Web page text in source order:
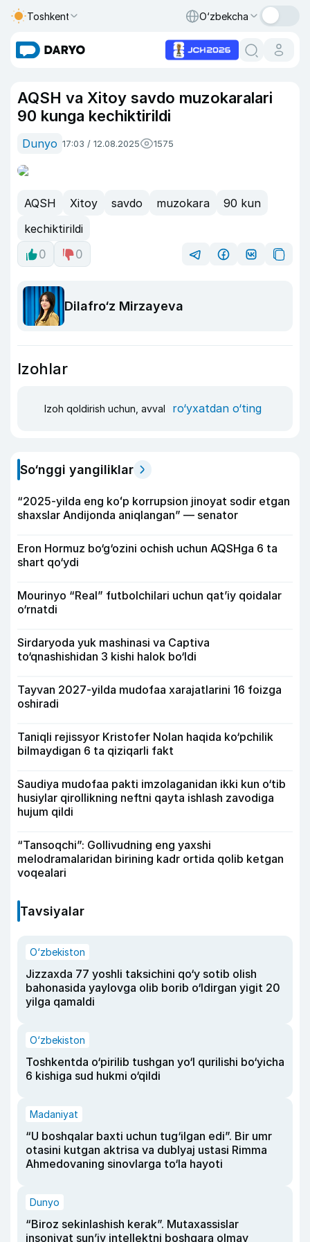
Toshkent O‘zbekcha
AQSH va Xitoy savdo muzokaralari
90 kunga kechiktirildi
Dunyo 17:03 / 12.08.2025 1575
AQSH Xitoy savdo muzokara
90 kun
kechiktirildi
0
0
Dilafro‘z Mirzayeva
Izohlar
Izoh qoldirish uchun, avval ro‘yxatdan o‘ting
So‘nggi yangiliklar
“2025-yilda eng koʻp korrupsion jinoyat sodir etgan
shaxslar Andijonda aniqlangan” — senator
Eron Hormuz bo‘g‘ozini ochish uchun AQSHga 6 ta
shart qo‘ydi
Mourinyo “Real” futbolchilari uchun qat’iy qoidalar
o‘rnatdi
Sirdaryoda yuk mashinasi va Captiva
to‘qnashishidan 3 kishi halok bo‘ldi
Tayvan 2027-yilda mudofaa xarajatlarini 16 foizga
oshiradi
Taniqli rejissyor Kristofer Nolan haqida ko‘pchilik
bilmaydigan 6 ta qiziqarli fakt
Saudiya mudofaa pakti imzolaganidan ikki kun o‘tib
husiylar qirollikning neftni qayta ishlash zavodiga
hujum qildi
“Tansoqchi”: Gollivudning eng yaxshi
melodramalaridan birining kadr ortida qolib ketgan
voqealari
Tavsiyalar
O‘zbekiston
Jizzaxda 77 yoshli taksichini qo‘y sotib olish
bahonasida yaylovga olib borib o‘ldirgan yigit 20
yilga qamaldi
O‘zbekiston
Toshkentda o‘pirilib tushgan yo‘l qurilishi bo‘yicha
6 kishiga sud hukmi o‘qildi
Madaniyat
“U boshqalar baxti uchun tug‘ilgan edi”. Bir umr
otasini kutgan aktrisa va dublyaj ustasi Rimma
Ahmedovaning sinovlarga to‘la hayoti
Dunyo
“Biroz sekinlashish kerak”. Mutaxassislar
insoniyat sun’iy intellektni boshqara olmay